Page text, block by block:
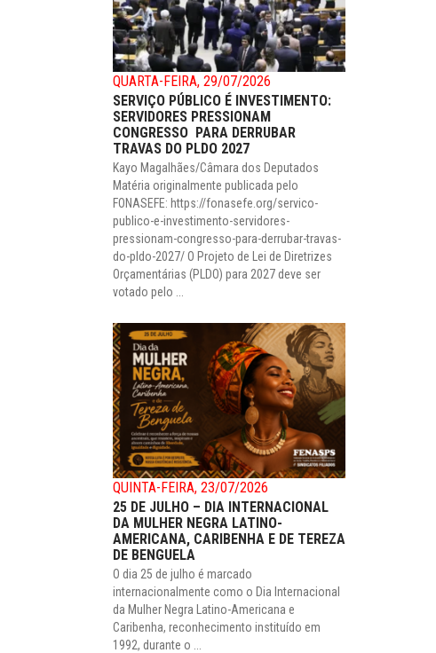
QUARTA-FEIRA, 29/07/2026
SERVIÇO PÚBLICO É INVESTIMENTO:
SERVIDORES PRESSIONAM
CONGRESSO PARA DERRUBAR
TRAVAS DO PLDO 2027
Kayo Magalhães/Câmara dos Deputados
Matéria originalmente publicada pelo
FONASEFE: https://fonasefe.org/servico-
publico-e-investimento-servidores-
pressionam-congresso-para-derrubar-travas-
do-pldo-2027/ O Projeto de Lei de Diretrizes
Orçamentárias (PLDO) para 2027 deve ser
votado pelo ...
QUINTA-FEIRA, 23/07/2026
25 DE JULHO – DIA INTERNACIONAL
DA MULHER NEGRA LATINO-
AMERICANA, CARIBENHA E DE TEREZA
DE BENGUELA
O dia 25 de julho é marcado
internacionalmente como o Dia Internacional
da Mulher Negra Latino-Americana e
Caribenha, reconhecimento instituído em
1992, durante o ...